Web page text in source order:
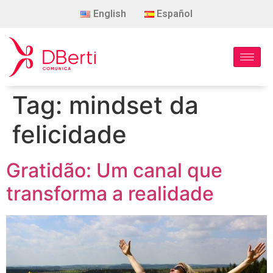
English Español
Tag: mindset da
felicidade
Gratidão: Um canal que
transforma a realidade